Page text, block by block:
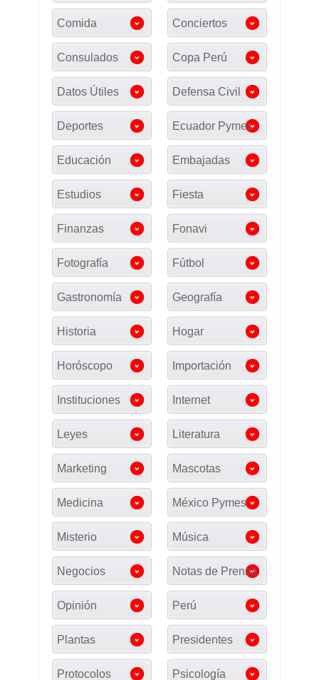
Comida Conciertos
Consulados Copa Perú
Datos Útiles Defensa Civil
Deportes Ecuador Pymes
Educación Embajadas
Estudios Fiesta
Finanzas Fonavi
Fotografía Fútbol
Gastronomía Geografía
Historia Hogar
Horóscopo Importación
Instituciones Internet
Leyes Literatura
Marketing Mascotas
Medicina México Pymes
Misterio Música
Negocios Notas de Prensa
Opinión Perú
Plantas Presidentes
Protocolos Psicología